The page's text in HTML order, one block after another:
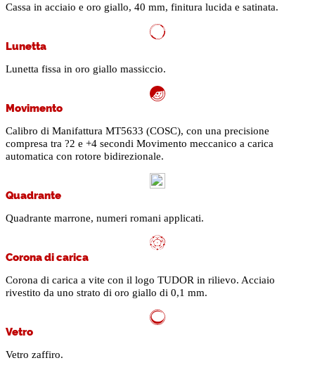
Cassa in acciaio e oro giallo, 40 mm, finitura lucida e satinata.
Lunetta
Lunetta fissa in oro giallo massiccio.
Movimento
Calibro di Manifattura MT5633 (COSC), con una precisione
compresa tra ?2 e +4 secondi Movimento meccanico a carica
automatica con rotore bidirezionale.
Quadrante
Quadrante marrone, numeri romani applicati.
Corona di carica
Corona di carica a vite con il logo TUDOR in rilievo. Acciaio
rivestito da uno strato di oro giallo di 0,1 mm.
Vetro
Vetro zaffiro.